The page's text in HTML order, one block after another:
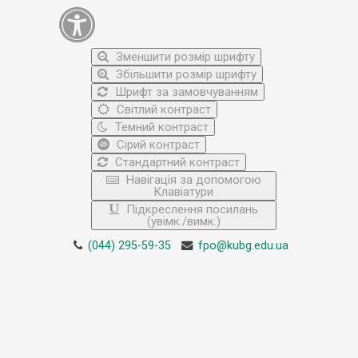
Зменшити розмір шрифту
Збільшити розмір шрифту
Шрифт за замовчуванням
Світлий контраст
Темний контраст
Сірий контраст
Стандартний контраст
Навігація за допомогою
Клавіатури
Підкреслення посилань
(увімк./вимк.)
(044) 295-59-35 fpo@kubg.edu.ua